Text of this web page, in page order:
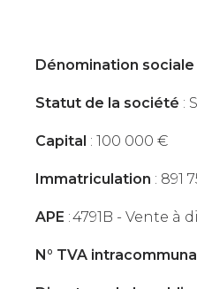
Dénomination
Statut de la société :
Capital : 100 000 €
Immatriculation : 891
APE :4791B - Vente à
N° TVA